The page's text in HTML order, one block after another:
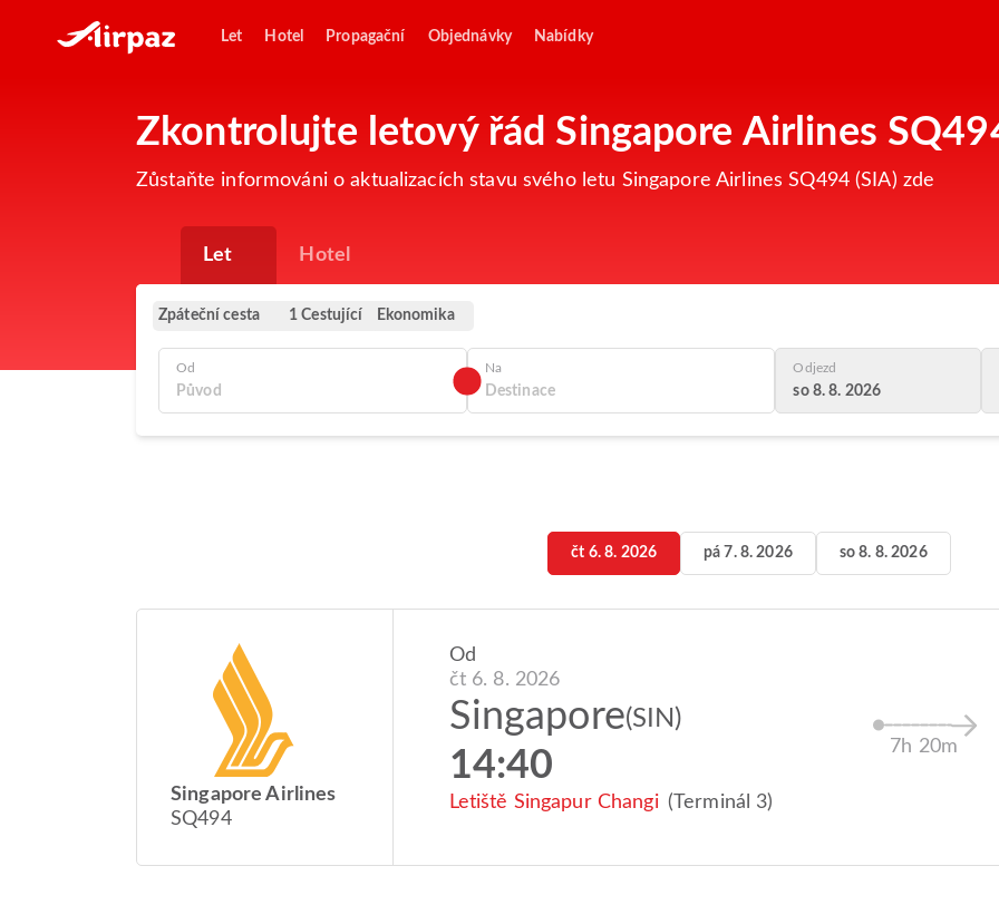
Let Hotel Propagační Objednávky Nabídky
Zkontrolujte letový řád Singapore Airlines
Zůstaňte informováni o aktualizacích stavu svého letu Singapore Airlines SQ494 (SIA) zde
Let Hotel
Zpáteční cesta 1 Cestující Ekonomika
Od Na Odjezd
so 8. 8. 2026
čt 6. 8. 2026 pá 7. 8. 2026 so 8. 8. 2026
Singapore Airlines
SQ494
Od
čt 6. 8. 2026
Singapore(SIN)
14:40
Letiště Singapur Changi (Terminál 3)
7h 20m